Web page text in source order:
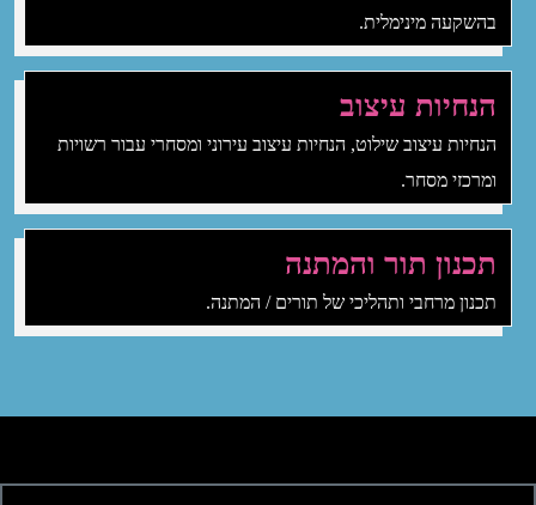
בהשקעה מינימלית.
הנחיות עיצוב
הנחיות עיצוב שילוט, הנחיות עיצוב עירוני ומסחרי עבור רשויות
ומרכזי מסחר.
תכנון תור והמתנה
תכנון מרחבי ותהליכי של תורים / המתנה.